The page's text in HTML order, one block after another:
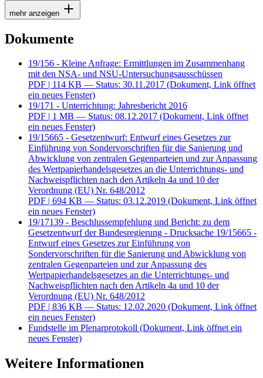
mehr anzeigen
Dokumente
19/156 - Kleine Anfrage: Ermittlungen im Zusammenhang
mit den NSA- und NSU-Untersuchungsausschüssen
PDF | 114 KB — Status: 30.11.2017 (Dokument, Link öffnet
ein neues Fenster)
19/171 - Unterrichtung: Jahresbericht 2016
PDF | 1 MB — Status: 08.12.2017 (Dokument, Link öffnet
ein neues Fenster)
19/15665 - Gesetzentwurf: Entwurf eines Gesetzes zur
Einführung von Sondervorschriften für die Sanierung und
Abwicklung von zentralen Gegenparteien und zur Anpassung
des Wertpapierhandelsgesetzes an die Unterrichtungs- und
Nachweispflichten nach den Artikeln 4a und 10 der
Verordnung (EU) Nr. 648/2012
PDF | 694 KB — Status: 03.12.2019 (Dokument, Link öffnet
ein neues Fenster)
19/17139 - Beschlussempfehlung und Bericht: zu dem
Gesetzentwurf der Bundesregierung - Drucksache 19/15665 -
Entwurf eines Gesetzes zur Einführung von
Sondervorschriften für die Sanierung und Abwicklung von
zentralen Gegenparteien und zur Anpassung des
Wertpapierhandelsgesetzes an die Unterrichtungs- und
Nachweispflichten nach den Artikeln 4a und 10 der
Verordnung (EU) Nr. 648/2012
PDF | 836 KB — Status: 12.02.2020 (Dokument, Link öffnet
ein neues Fenster)
Fundstelle im Plenarprotokoll (Dokument, Link öffnet ein
neues Fenster)
Weitere Informationen